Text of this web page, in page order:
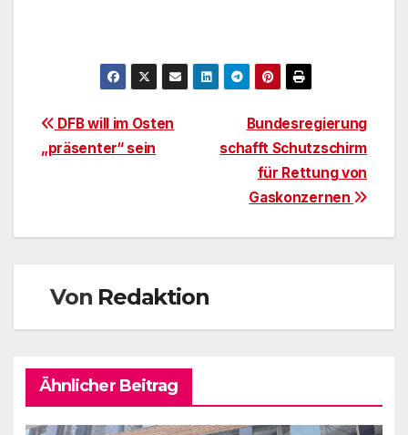
BeitragsnavigationBundesregierung
schafft Schutzschirm
für Rettung von
Gaskonzernen
DFB will im Osten
„präsenter“ sein
Von Redaktion
Ähnlicher Beitrag